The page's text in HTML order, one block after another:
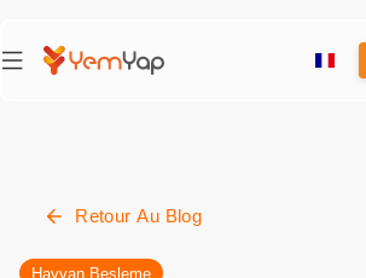
Retour Au Blog
Hayvan Besleme